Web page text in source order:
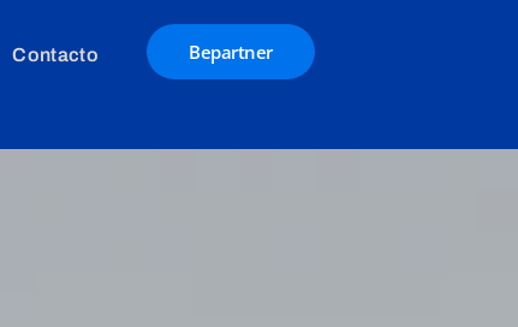
Contacto Bepartner